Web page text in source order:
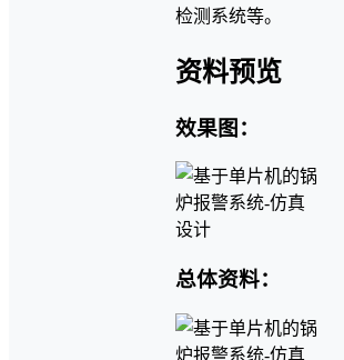
检测系统等。
资料预览
效果图：
总体资料：